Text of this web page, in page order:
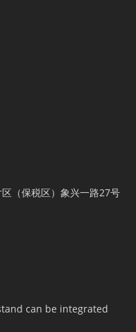
（保税区）象兴一路27号
can be integrated